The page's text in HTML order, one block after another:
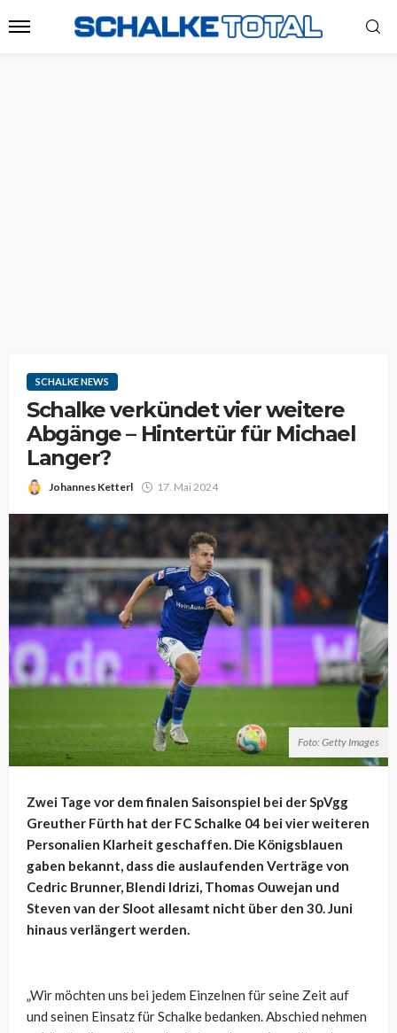
SCHALKE NEWS
Schalke verkündet vier weitere
Abgänge – Hintertür für Michael
Langer?
Johannes Ketterl 17. Mai 2024
Foto: Getty Images
Zwei Tage vor dem finalen Saisonspiel bei der SpVgg
Greuther Fürth hat der FC Schalke 04 bei vier weiteren
Personalien Klarheit geschaffen. Die Königsblauen
gaben bekannt, dass die auslaufenden Verträge von
Cedric Brunner, Blendi Idrizi, Thomas Ouwejan und
Steven van der Sloot allesamt nicht über den 30. Juni
hinaus verlängert werden.
„Wir möchten uns bei jedem Einzelnen für seine Zeit auf
und seinen Einsatz für Schalke bedanken. Abschied nehmen